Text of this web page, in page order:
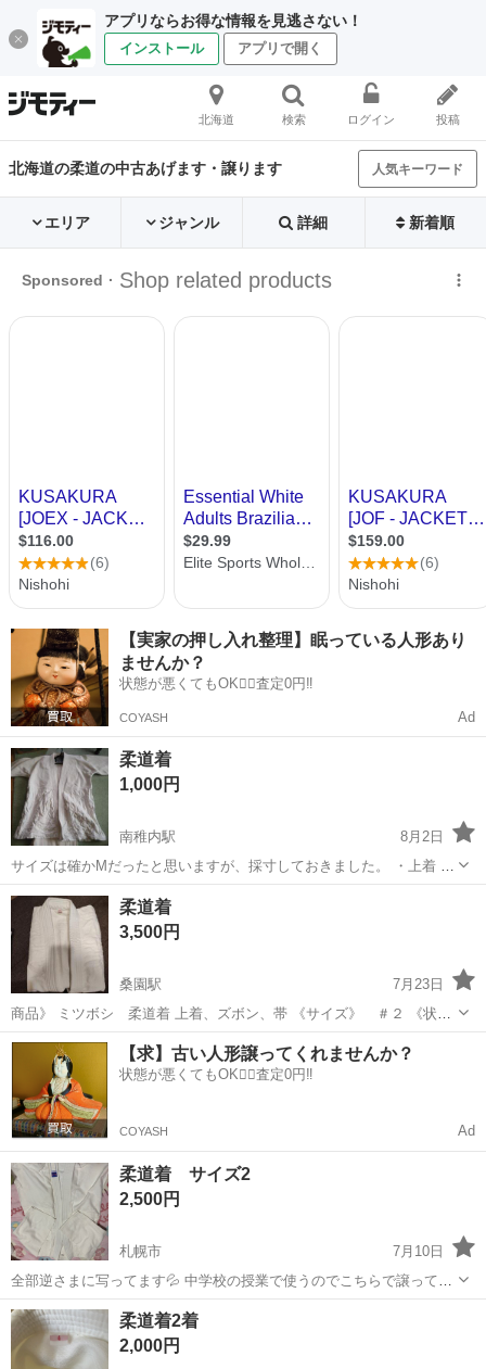
アプリならお得な情報を見逃さない！
インストール アプリで開く
北海道 検索 ログイン 投稿
北海道の柔道の中古あげます・譲ります 人気キーワード
エリア ジャンル 詳細 新着順
【実家の押し入れ整理】眠っている人形あり
ませんか？
状態が悪くてもOK🙆‍♀️査定0円‼️
COYASH Ad
柔道着
1,000円
南稚内駅
8月2日
サイズは確かMだったと思いますが、採寸しておきました。 ・上着 肩
から腰まで80cm 胸囲100cm ・下着 腰回り84cm 又下から裾まで50cm
使用回数15回 状態良品だと思います。頻繁に洗濯済み。 以上になりま
す。...
北海道 札幌市 南稚内駅
柔道着
3,500円
桑園駅
7月23日
商品》 ミツボシ 柔道着 上着、ズボン、帯 《サイズ》 ＃２ 《状
態》 未使用品 ３年程前に購入して、未使用にて保管してました。
北海道 札幌市 桑園駅 武道、格闘技
【求】古い人形譲ってくれませんか？
状態が悪くてもOK🙆‍♀️査定0円‼️
COYASH Ad
柔道着 サイズ2
2,500円
札幌市
7月10日
全部逆さまに写ってます💦 中学校の授業で使うのでこちらで譲ってい
ただきましたが尾てい骨骨折などで1度も使用しないまま卒業するので
不要となりました。サイズは2とありました！ 中学で使うのも毎回で
はなく数回なので中学で使う方など...
北海道 札幌市 武道、格闘技
柔道着2着
2,000円